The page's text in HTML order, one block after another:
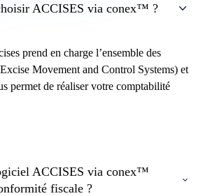
ACCISES via conex™ ?
prend en charge l’ensemble des
Movement and Control Systems) et
permet de réaliser votre comptabilité
ACCISES via conex™
fiscale ?